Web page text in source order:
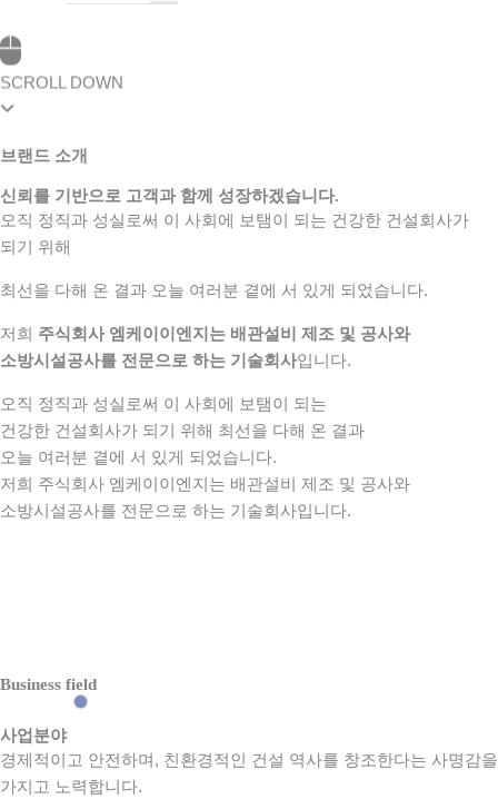
SCROLL DOWN
브랜드 소개
신뢰를 기반으로 고객과 함께 성장하겠습니다.
오직 정직과 성실로써 이 사회에 보탬이 되는 건강한 건설회사가
되기 위해
최선을 다해 온 결과 오늘 여러분 곁에 서 있게 되었습니다.
저희 주식회사 엠케이이엔지는 배관설비 제조 및 공사와
소방시설공사를 전문으로 하는 기술회사입니다.
오직 정직과 성실로써 이 사회에 보탬이 되는
건강한 건설회사가 되기 위해 최선을 다해 온 결과
오늘 여러분 곁에 서 있게 되었습니다.
저희 주식회사 엠케이이엔지는 배관설비 제조 및 공사와
소방시설공사를 전문으로 하는 기술회사입니다.
Business field
사업분야
경제적이고 안전하며, 친환경적인 건설 역사를 창조한다는 사명감을
가지고 노력합니다.